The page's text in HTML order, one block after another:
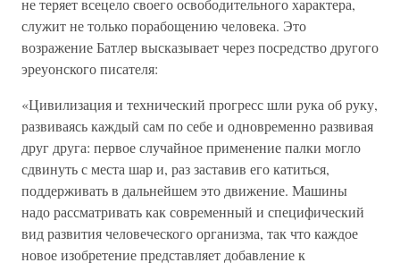
не теряет всецело своего освободительного характера,
служит не только порабощению человека. Это
возражение Батлер высказывает через посредство другого
эреуонского писателя:
«Цивилизация и технический прогресс шли рука об руку,
развиваясь каждый сам по себе и одновременно развивая
друг друга: первое случайное применение палки могло
сдвинуть с места шар и, раз заставив его катиться,
поддерживать в дальнейшем это движение. Машины
надо рассматривать как современный и специфический
вид развития человеческого организма, так что каждое
новое изобретение представляет добавление к